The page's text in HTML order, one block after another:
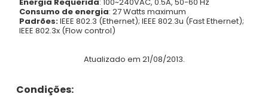
Consumo de energia: 27 Watts maximum
Padrões:IEEE 802.3 (Ethernet); IEEE 802.3u (Fast Ethernet);
IEEE 802.3x (Flow control)
Atualizado em 21/08/2013.
Condições: